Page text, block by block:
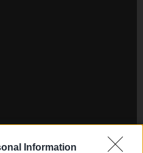
Information